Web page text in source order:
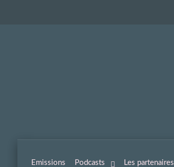
Emissions Podcasts Les partenaires